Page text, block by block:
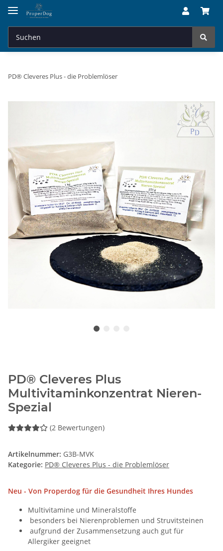
PD® Cleveres Plus - die Problemlöser
PD® Cleveres Plus
Multivitaminkonzentrat Nieren-
Spezial
(2 Bewertungen)
Artikelnummer: G3B-MVK
Kategorie: PD® Cleveres Plus - die Problemlöser
Neu - Von Properdog für die Gesundheit Ihres Hundes
Multivitamine und Mineralstoffe
besonders bei Nierenproblemen und Struvitsteinen
aufgrund der Zusammensetzung auch gut für
Allergiker geeignet